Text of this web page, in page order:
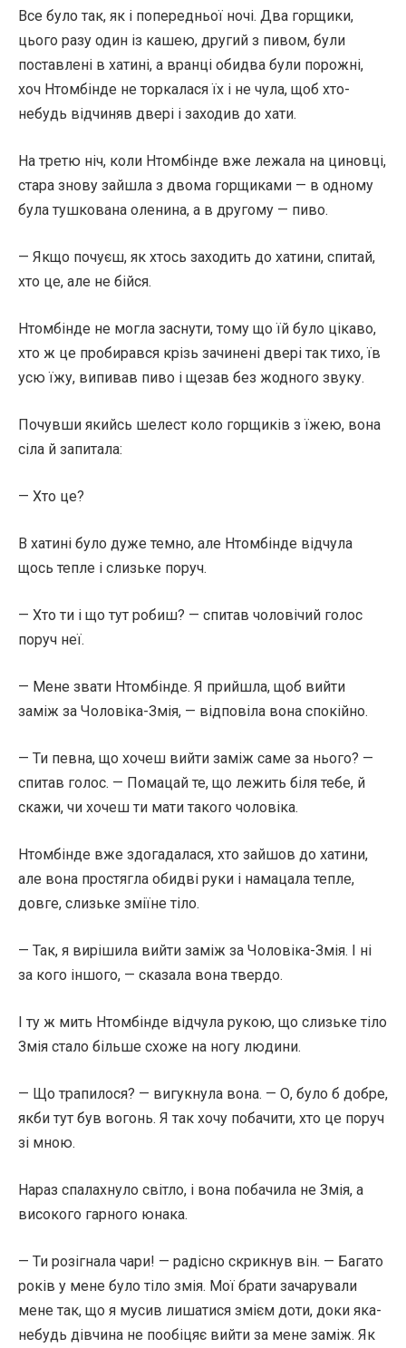
Все було так, як і попередньої ночі. Два горщики,
цього разу один із кашею, другий з пивом, були
поставлені в хатині, а вранці обидва були порожні,
хоч Нтомбінде не торкалася їх і не чула, щоб хто-
небудь відчиняв двері і заходив до хати.
На третю ніч, коли Нтомбінде вже лежала на циновці,
стара знову зайшла з двома горщиками — в одному
була тушкована оленина, а в другому — пиво.
— Якщо почуєш, як хтось заходить до хатини, спитай,
хто це, але не бійся.
Нтомбінде не могла заснути, тому що їй було цікаво,
хто ж це пробирався крізь зачинені двері так тихо, їв
усю їжу, випивав пиво і щезав без жодного звуку.
Почувши якийсь шелест коло горщиків з їжею, вона
сіла й запитала:
— Хто це?
В хатині було дуже темно, але Нтомбінде відчула
щось тепле і слизьке поруч.
— Хто ти і що тут робиш? — спитав чоловічий голос
поруч неї.
— Мене звати Нтомбінде. Я прийшла, щоб вийти
заміж за Чоловіка-Змія, — відповіла вона спокійно.
— Ти певна, що хочеш вийти заміж саме за нього? —
спитав голос. — Помацай те, що лежить біля тебе, й
скажи, чи хочеш ти мати такого чоловіка.
Нтомбінде вже здогадалася, хто зайшов до хатини,
але вона простягла обидві руки і намацала тепле,
довге, слизьке зміїне тіло.
— Так, я вирішила вийти заміж за Чоловіка-Змія. І ні
за кого іншого, — сказала вона твердо.
І ту ж мить Нтомбінде відчула рукою, що слизьке тіло
Змія стало більше схоже на ногу людини.
— Що трапилося? — вигукнула вона. — О, було б добре,
якби тут був вогонь. Я так хочу побачити, хто це поруч
зі мною.
Нараз спалахнуло світло, і вона побачила не Змія, а
високого гарного юнака.
— Ти розігнала чари! — радісно скрикнув він. — Багато
років у мене було тіло змія. Мої брати зачарували
мене так, що я мусив лишатися змієм доти, доки яка-
небудь дівчина не пообіцяє вийти за мене заміж. Як